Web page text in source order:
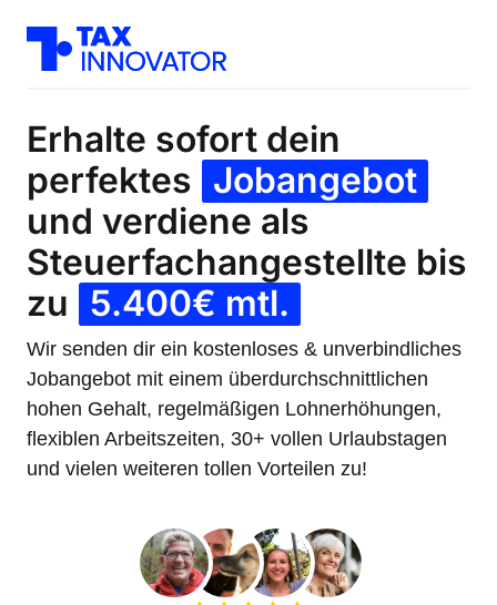
Erhalte sofort dein
perfektes Jobangebot
und verdiene als
Steuerfachangestellte bis
zu 5.400€ mtl.
Wir senden dir ein kostenloses & unverbindliches
Jobangebot mit einem überdurchschnittlichen
hohen Gehalt, regelmäßigen Lohnerhöhungen,
flexiblen Arbeitszeiten, 30+ vollen Urlaubstagen
und vielen weiteren tollen Vorteilen zu!